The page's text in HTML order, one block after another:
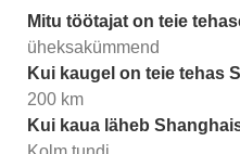
Mitu töötajat on teie
üheksakümmend
Kui kaugel on teie tehas
200 km
Kui kaua läheb